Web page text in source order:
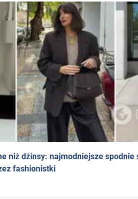
niż dżinsy: najmodniejsze spodnie
fashionistki